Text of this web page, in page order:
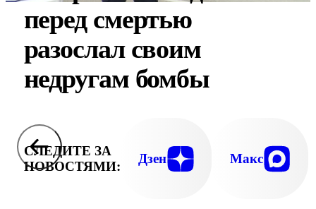
перед смертью
разослал своим
недругам бомбы
СЛЕДИТЕ ЗА
НОВОСТЯМИ:
Дзен Макс